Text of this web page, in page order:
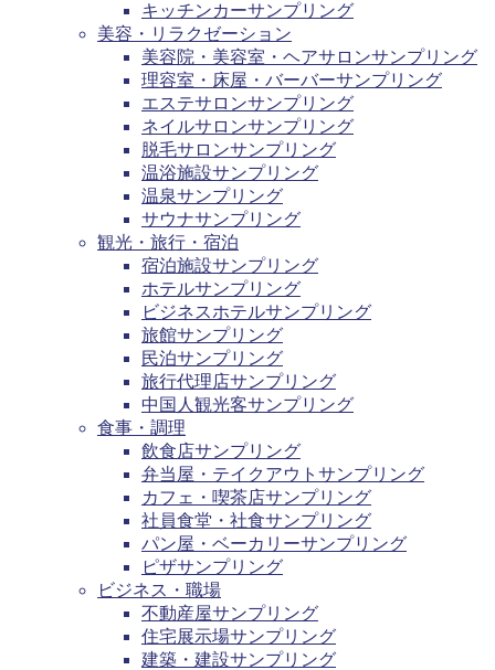
キッチンカーサンプリング
美容・リラクゼーション
美容院・美容室・ヘアサロンサンプリング
理容室・床屋・バーバーサンプリング
エステサロンサンプリング
ネイルサロンサンプリング
脱毛サロンサンプリング
温浴施設サンプリング
温泉サンプリング
サウナサンプリング
観光・旅行・宿泊
宿泊施設サンプリング
ホテルサンプリング
ビジネスホテルサンプリング
旅館サンプリング
民泊サンプリング
旅行代理店サンプリング
中国人観光客サンプリング
食事・調理
飲食店サンプリング
弁当屋・テイクアウトサンプリング
カフェ・喫茶店サンプリング
社員食堂・社食サンプリング
パン屋・ベーカリーサンプリング
ピザサンプリング
ビジネス・職場
不動産屋サンプリング
住宅展示場サンプリング
建築・建設サンプリング